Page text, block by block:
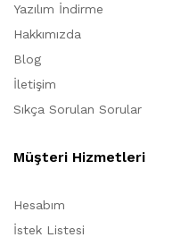
Yazılım İndirme
Hakkımızda
Blog
İletişim
Sıkça Sorulan Sorular
Müşteri Hizmetleri
Hesabım
İstek Listesi